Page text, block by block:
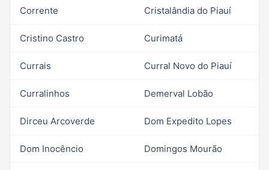
Corrente Cristalândia do Piauí
Cristino Castro Curimatá
Currais Curral Novo do Piauí
Curralinhos Demerval Lobão
Dirceu Arcoverde Dom Expedito Lopes
Dom Inocêncio Domingos Mourão